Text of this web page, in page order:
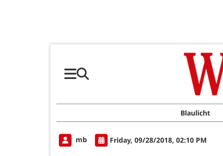
Blaulicht
mb Friday, 09/28/2018, 02:10 PM